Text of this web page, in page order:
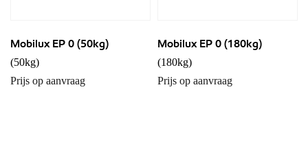
Mobilux EP 0 (50kg)
(50kg)
Prijs op aanvraag
Mobilux EP 0 (180kg)
(180kg)
Prijs op aanvraag